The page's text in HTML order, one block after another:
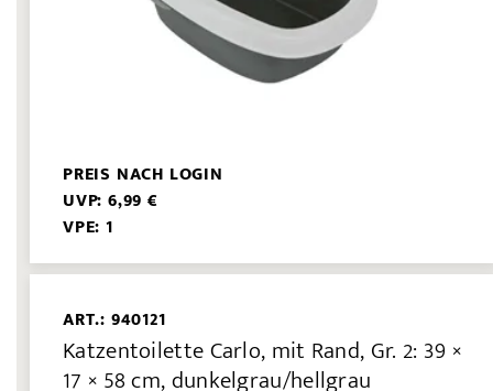
PREIS NACH LOGIN
UVP: 6,99 €
VPE: 1
ART.: 940121
Katzentoilette Carlo, mit Rand, Gr. 2: 39 ×
17 × 58 cm, dunkelgrau/hellgrau